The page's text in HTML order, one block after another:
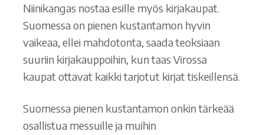
Niinikangas nostaa esille myös kirjakaupat.
Suomessa on pienen kustantamon hyvin
vaikeaa, ellei mahdotonta, saada teoksiaan
suuriin kirjakauppoihin, kun taas Virossa
kaupat ottavat kaikki tarjotut kirjat tiskeillensä.
Suomessa pienen kustantamon onkin tärkeää
osallistua messuille ja muihin